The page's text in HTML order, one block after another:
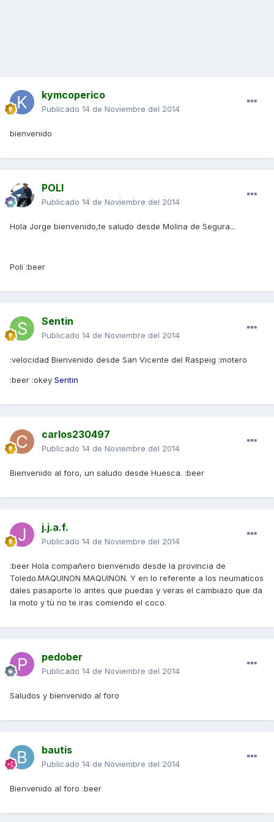
kymcoperico
Publicado 14 de Noviembre del 2014
bienvenido
POLI
Publicado 14 de Noviembre del 2014
Hola Jorge bienvenido,te saludo desde Molina de Segura...
Poli :beer
Sentin
Publicado 14 de Noviembre del 2014
:velocidad Bienvenido desde San Vicente del Raspeig :motero
:beer :okey Sentin
carlos230497
Publicado 14 de Noviembre del 2014
Bienvenido al foro, un saludo desde Huesca. :beer
j.j.a.f.
Publicado 14 de Noviembre del 2014
:beer Hola compañero bienvenido desde la provincia de
Toledo.MAQUINON MAQUINON. Y en lo referente a los neumaticos
dales pasaporte lo antes que puedas y veras el cambiazo que da
la moto y tù no te iras comiendo el coco.
pedober
Publicado 14 de Noviembre del 2014
Saludos y bienvenido al foro
bautis
Publicado 14 de Noviembre del 2014
Bienvenido al foro :beer